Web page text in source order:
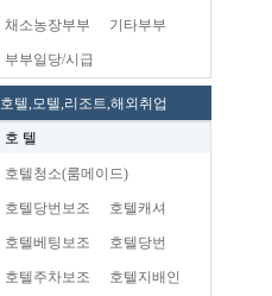
채소농장부부 기타부부
부부일당/시급
호텔,모텔,리조트,해외취업
호 텔
호텔청소(룸메이드)
호텔당번보조 호텔캐셔
호텔베팅보조 호텔당번
호텔주차보조 호텔지배인